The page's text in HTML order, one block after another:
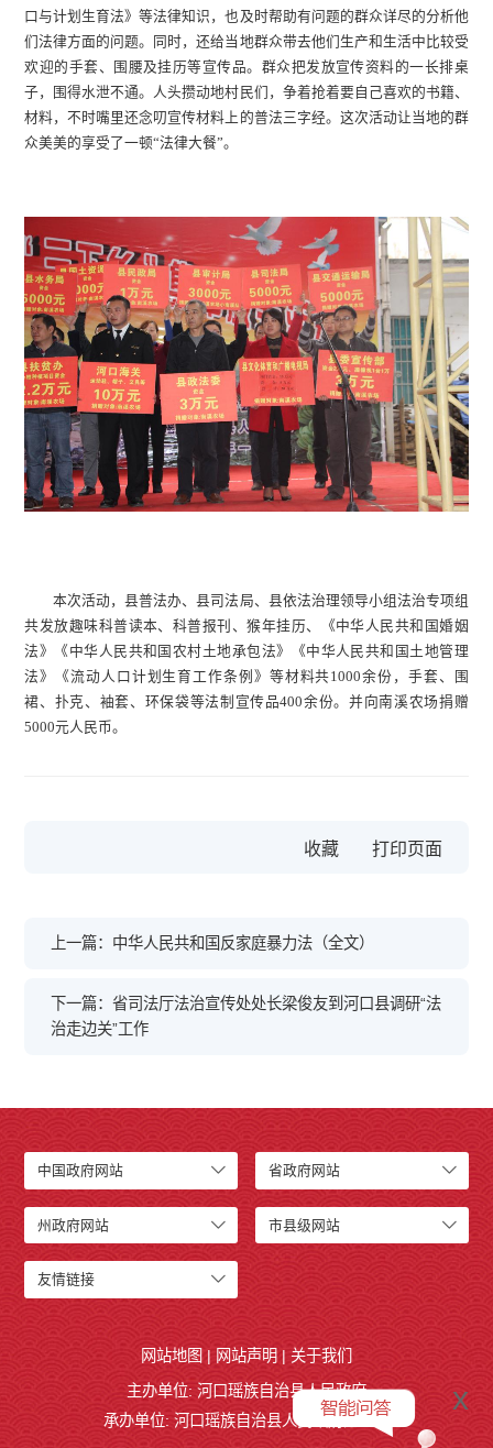
口与计划生育法》等法律知识，也及时帮助有问题的群众详尽的分析他
们法律方面的问题。同时，还给当地群众带去他们生产和生活中比较受
欢迎的手套、围腰及挂历等宣传品。群众把发放宣传资料的一长排桌
子，围得水泄不通。人头攒动地村民们，争着抢着要自己喜欢的书籍、
材料，不时嘴里还念叨宣传材料上的普法三字经。这次活动让当地的群
众美美的享受了一顿“法律大餐”。
本次活动，县普法办、县司法局、县依法治理领导小组法治专项组
共发放趣味科普读本、科普报刊、猴年挂历、《中华人民共和国婚姻
法》《中华人民共和国农村土地承包法》《中华人民共和国土地管理
法》《流动人口计划生育工作条例》等材料共1000余份，手套、围
裙、扑克、袖套、环保袋等法制宣传品400余份。并向南溪农场捐赠
5000元人民币。
收藏
上一篇：中华人民共和国反家庭暴力法（全文）
下一篇：省司法厅法治宣传处处长梁俊友到河口县调研“法
治走边关”工作
中国政府网站 省政府网站
州政府网站 市县级网站
友情链接
网站地图 | 网站声明 | 关于我们
主办单位: 河口瑶族自治县人民政府
承办单位: 河口瑶族自治县人民政府办公室
x